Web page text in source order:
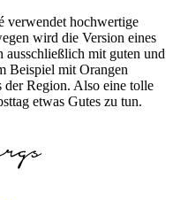
verwendet hochwertige
wird die Version eines
ausschließlich mit guten und
Beispiel mit Orangen
der Region. Also eine tolle
etwas Gutes zu tun.